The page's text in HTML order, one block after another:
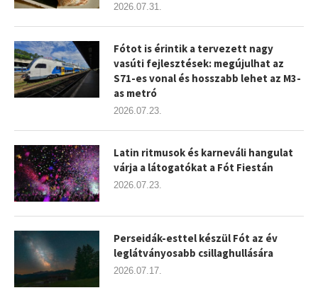
2026.07.31.
Fótot is érintik a tervezett nagy
vasúti fejlesztések: megújulhat az
S71-es vonal és hosszabb lehet az M3-
as metró
2026.07.23.
Latin ritmusok és karneváli hangulat
várja a látogatókat a Fót Fiestán
2026.07.23.
Perseidák-esttel készül Fót az év
leglátványosabb csillaghullására
2026.07.17.